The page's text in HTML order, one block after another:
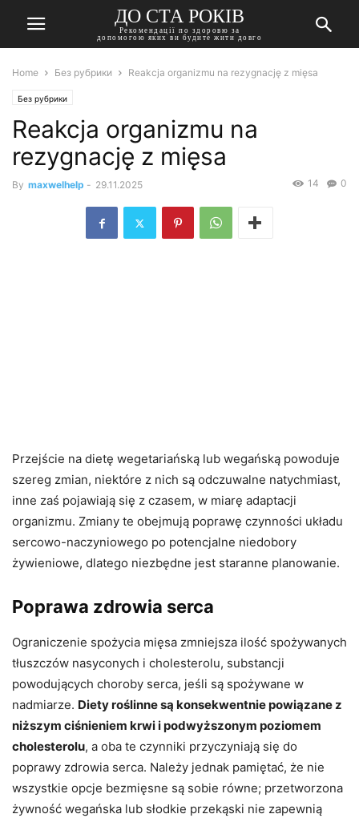
ДО СТА РОКІВ
Рекомендації по здоровю за
допомогою яких ви будите жити довго
Home Без рубрики Reakcja organizmu na rezygnację z mięsa
Без рубрики
Reakcja organizmu na
rezygnację z mięsa
By maxwelhelp - 29.11.2025 0
14
Przejście na dietę wegetariańską lub wegańską powoduje
szereg zmian, niektóre z nich są odczuwalne natychmiast,
inne zaś pojawiają się z czasem, w miarę adaptacji
organizmu. Zmiany te obejmują poprawę czynności układu
sercowo-naczyniowego po potencjalne niedobory
żywieniowe, dlatego niezbędne jest staranne planowanie.
Poprawa zdrowia serca
Ograniczenie spożycia mięsa zmniejsza ilość spożywanych
tłuszczów nasyconych i cholesterolu, substancji
powodujących choroby serca, jeśli są spożywane w
nadmiarze. Diety roślinne są konsekwentnie powiązane z
niższym ciśnieniem krwi i podwyższonym poziomem
cholesterolu, a oba te czynniki przyczyniają się do
poprawy zdrowia serca. Należy jednak pamiętać, że nie
wszystkie opcje bezmięsne są sobie równe; przetworzona
żywność wegańska lub słodkie przekąski nie zapewnią